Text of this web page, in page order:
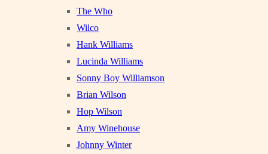
The Who
Wilco
Hank Williams
Lucinda Williams
Sonny Boy Williamson
Brian Wilson
Hop Wilson
Amy Winehouse
Johnny Winter